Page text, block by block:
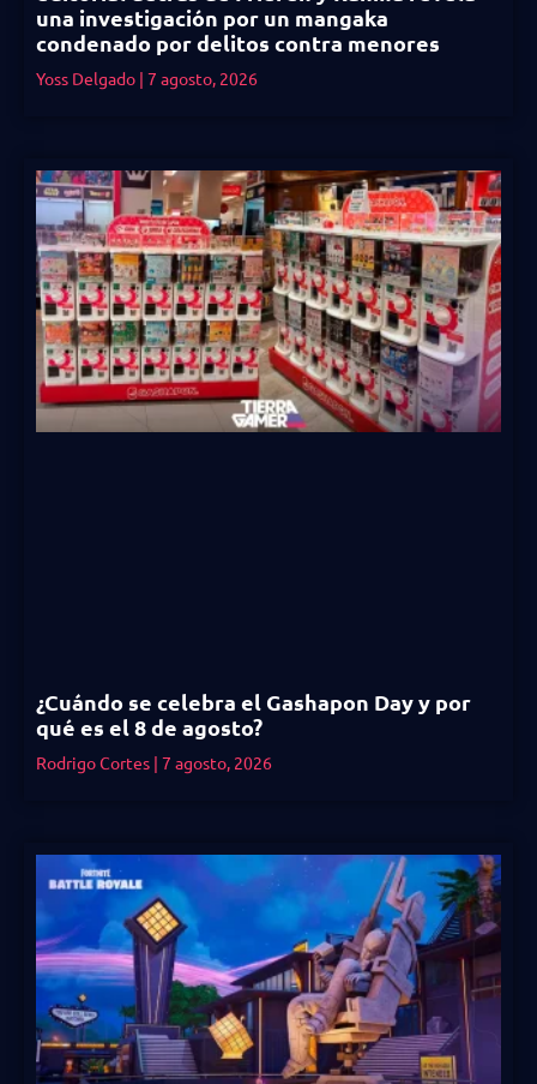
una investigación por un mangaka
condenado por delitos contra menores
Yoss Delgado 7 agosto, 2026
¿Cuándo se celebra el Gashapon Day y por
qué es el 8 de agosto?
Rodrigo Cortes 7 agosto, 2026